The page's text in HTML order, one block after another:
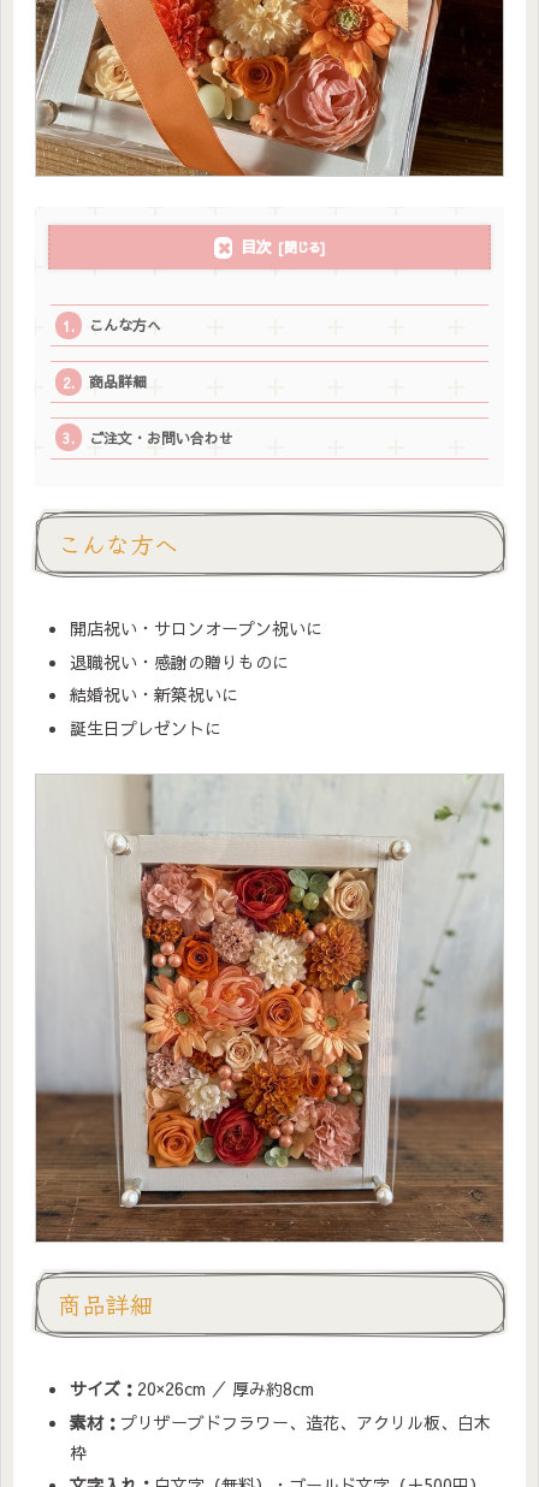
目次
こんな方へ
商品詳細
ご注文・お問い合わせ
こんな方へ
開店祝い・サロンオープン祝いに
退職祝い・感謝の贈りものに
結婚祝い・新築祝いに
誕生日プレゼントに
商品詳細
サイズ： 20×26cm ／ 厚み約8cm
素材： プリザーブドフラワー、造花、アクリル板、白木
枠